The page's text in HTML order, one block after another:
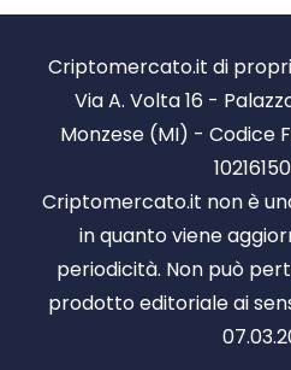
Criptomercato.it di
Via A. Volta 16 -
Monzese (MI) - Codice
Criptomercato.it non è
in quanto viene
periodicità. Non può
prodotto editoriale ai